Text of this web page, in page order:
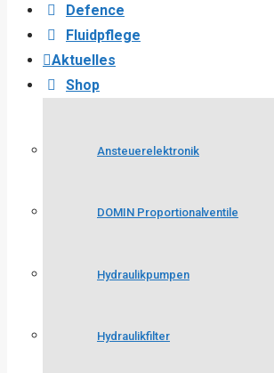
Defence
Fluidpflege
Aktuelles
Shop
Ansteuerelektronik
DOMIN Proportionalventile
Hydraulikpumpen
Hydraulikfilter